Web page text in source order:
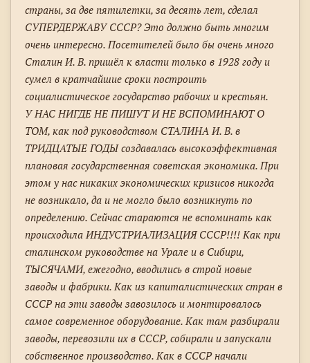
страны, за две пятилетки, за десять лет, сделал
СУПЕРДЕРЖАВУ СССР? Это должно быть многим
очень интересно. Посетителей было бы очень много
Сталин И. В. пришёл к власти только в 1928 году и
сумел в кратчайшие сроки построить
социалистическое государство рабочих и крестьян.
У НАС НИГДЕ НЕ ПИШУТ И НЕ ВСПОМИНАЮТ О
ТОМ, как под руководством СТАЛИНА И. В. в
ТРИДЦАТЫЕ ГОДЫ создавалась высокоэффективная
плановая государственная советская экономика. При
этом у нас никаких экономических кризисов никогда
не возникало, да и не могло было возникнуть по
определению. Сейчас стараются не вспоминать как
происходила ИНДУСТРИАЛИЗАЦИЯ СССР!!!! Как при
сталинском руководстве на Урале и в Сибири,
ТЫСЯЧАМИ, ежегодно, вводились в строй новые
заводы и фабрики. Как из капиталистических стран в
СССР на эти заводы завозилось и монтировалось
самое современное оборудование. Как там разбирали
заводы, перевозили их в СССР, собирали и запускали
собственное производство. Как в СССР начали